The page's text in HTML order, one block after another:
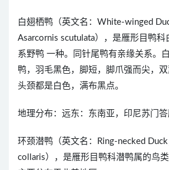
白翅栖鸭（英文名：White-winged
Asarcornis scutulata），是雁形目鸭科
系野鸭 一种。同针尾鸭有亲缘关系。
鸭，羽毛黑色，脚短，脚爪强而尖，双
头颈都是白色，满布黑点。
地理分布：远东：东南亚，印尼苏门答
环颈潜鸭（英文名：Ring-necked
collaris），是雁形目鸭科潜鸭属的鸟类